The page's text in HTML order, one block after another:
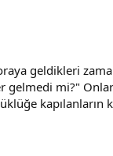
geldikleri
gelmedi mi?"